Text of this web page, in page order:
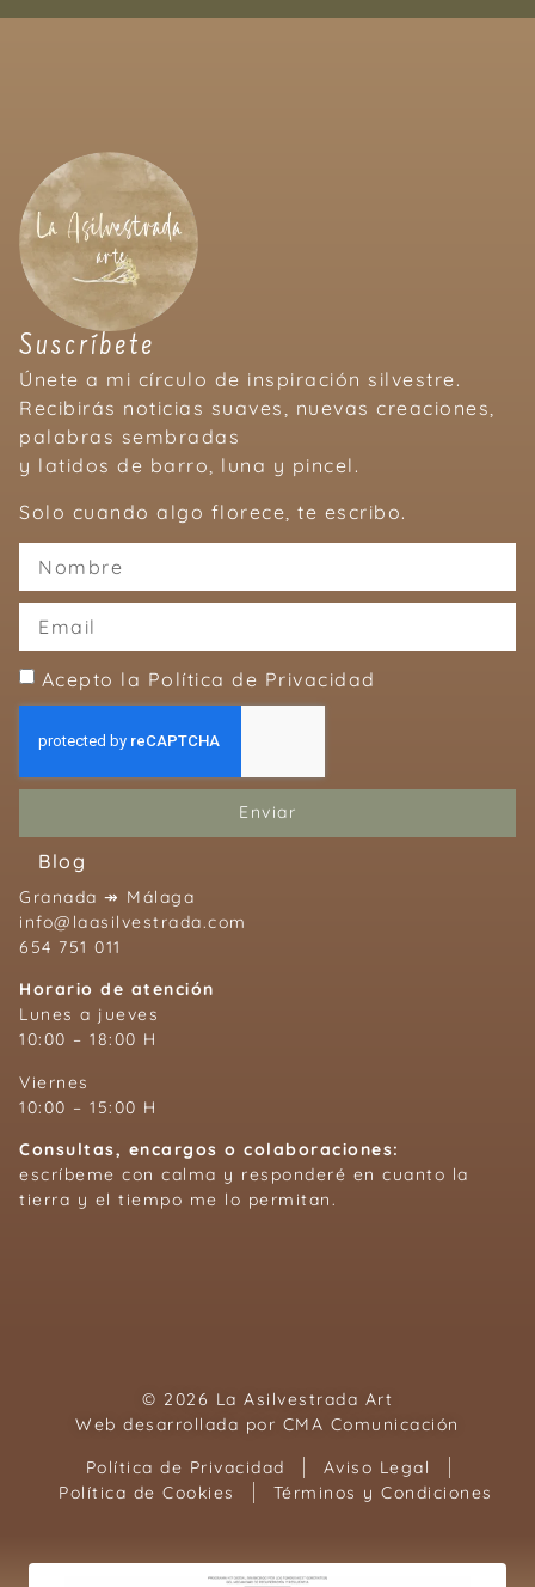
Suscríbete
Únete a mi círculo de inspiración silvestre.
Recibirás noticias suaves, nuevas creaciones,
palabras sembradas
y latidos de barro, luna y pincel.
Solo cuando algo florece, te escribo.
Acepto la Política de Privacidad
Enviar
Blog
Granada ↠ Málaga
info@laasilvestrada.com
654 751 011
Horario de atención
Lunes a jueves
10:00 – 18:00 H
Viernes
10:00 – 15:00 H
Consultas, encargos o colaboraciones:
escríbeme con calma y responderé en cuanto la
tierra y el tiempo me lo permitan.
© 2026 La Asilvestrada Art
Web desarrollada por CMA Comunicación
Política de Privacidad
Aviso Legal
Política de Cookies
Términos y Condiciones